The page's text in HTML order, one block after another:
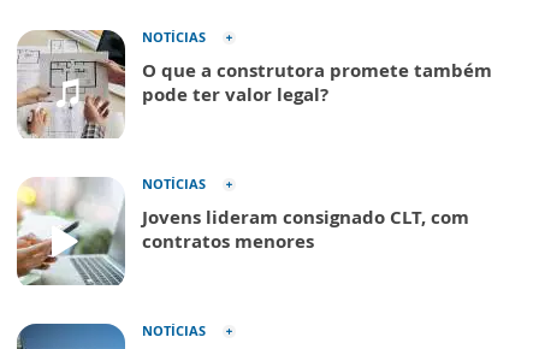
NOTÍCIAS
O que a construtora promete também
pode ter valor legal?
NOTÍCIAS
Jovens lideram consignado CLT, com
contratos menores
NOTÍCIAS